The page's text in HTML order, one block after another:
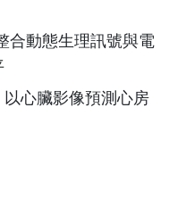
合動態生理訊號與電
心臟影像預測心房